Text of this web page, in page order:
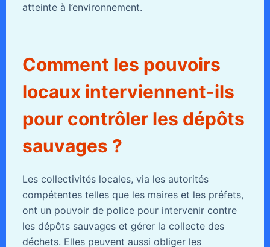
atteinte à l’environnement.
Comment les pouvoirs
locaux interviennent-ils
pour contrôler les dépôts
sauvages ?
Les collectivités locales, via les autorités
compétentes telles que les maires et les préfets,
ont un pouvoir de police pour intervenir contre
les dépôts sauvages et gérer la collecte des
déchets. Elles peuvent aussi obliger les